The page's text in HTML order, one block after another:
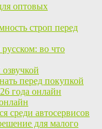
оптовых
строп перед
во что
перед покупкой
года онлайн
среди автосервисов
для малого